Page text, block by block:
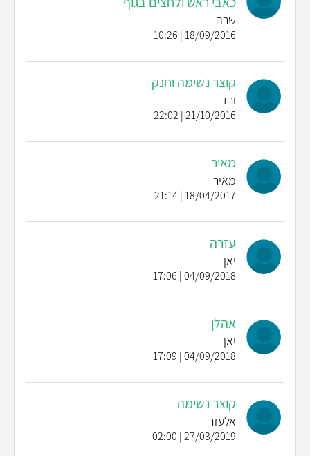
שרה
18/09/2016 | 10:26
קוצר נשימה וחנק
ורד
21/10/2016 | 22:02
מאיר
מאיר
18/04/2017 | 21:14
עזרה
יאן
04/09/2018 | 17:06
אהלן
יאן
04/09/2018 | 17:09
קוצר נשימה
אלעזר
27/03/2019 | 02:00